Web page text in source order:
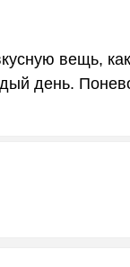
вещь,
день.